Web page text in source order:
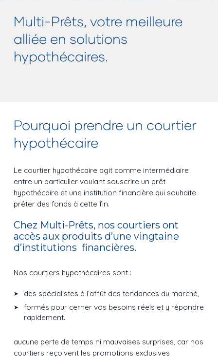
Multi-Prêts, votre meilleure
alliée en solutions
hypothécaires.
Pourquoi prendre un courtier
hypothécaire
Le courtier hypothécaire agit comme intermédiaire
entre un particulier voulant souscrire un prêt
hypothécaire et une institution financière qui souhaite
prêter des fonds à cette fin.
Chez Multi-Prêts, nos courtiers ont
accès aux produits d’une vingtaine
d’institutions financières.
Nos courtiers hypothécaires sont :
des spécialistes à l’affût des tendances du marché,
formés pour cerner vos besoins réels et y répondre
rapidement.
aucune perte de temps ni mauvaises surprises, car nos
courtiers reçoivent les promotions exclusives